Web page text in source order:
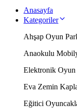
Anasayfa
Kategoriler
Ahşap Oyun
Anaokulu
Elektronik Oyun
Eva Zemin
Eğitici